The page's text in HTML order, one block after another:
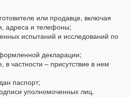
или продавце, включая
адреса и телефоны;
испытаний и исследований по
декларации;
в частности – присутствие в нем
паспорт;
уполномоченных лиц.